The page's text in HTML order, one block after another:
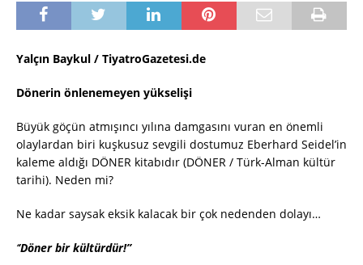
Yalçın Baykul / TiyatroGazetesi.de
Dönerin önlenemeyen yükselişi
Büyük göçün atmışıncı yılına damgasını vuran en önemli
olaylardan biri kuşkusuz sevgili dostumuz Eberhard Seidel’in
kaleme aldığı DÖNER kitabıdır (DÖNER / Türk-Alman kültür
tarihi). Neden mi?
Ne kadar saysak eksik kalacak bir çok nedenden dolayı…
‘‘Döner bir kültürdür!”